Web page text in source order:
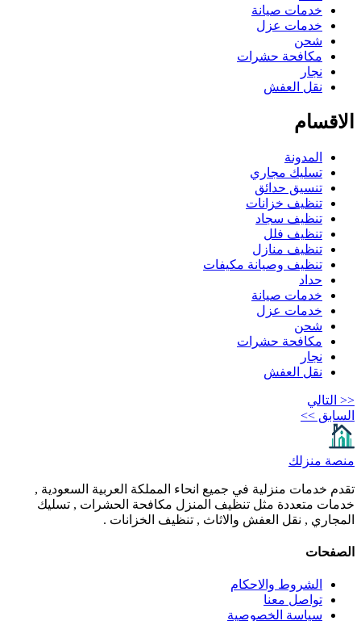
خدمات صيانة
خدمات عزل
شحن
مكافحة حشرات
نجار
نقل العفش
المدونة
تسليك مجاري
تنسيق حدائق
تنظيف خزانات
تنظيف سجاد
تنظيف فلل
تنظيف منازل
تنظيف وصيانة مكيفات
حداد
خدمات صيانة
خدمات عزل
شحن
مكافحة حشرات
نجار
نقل العفش
التالي
>>
منزلك
خدمات منزلية في جميع انحاء المملكة العربية السعودية ,
متعددة مثل تنظيف المنزل مكافحة الحشرات , تسليك
, نقل العفش والاثاث , تنظيف الخزانات .
الشروط والاحكام
تواصل معنا
سياسة الخصوصية